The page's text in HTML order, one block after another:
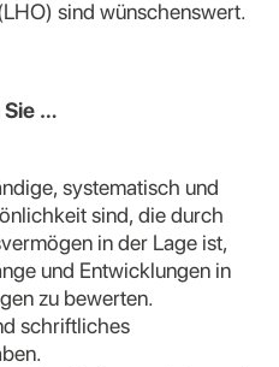
sind wünschenswert.
Sie …
systematisch und
sind, die durch
in der Lage ist,
und Entwicklungen in
zu bewerten.
schriftliches